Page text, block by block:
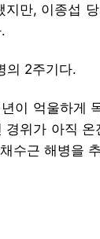
만, 이종섭
의 2주기다.
이 억울하게
위가 아직
수근 해병을